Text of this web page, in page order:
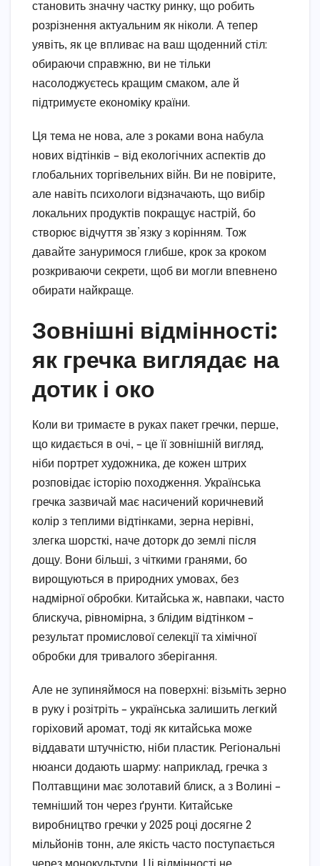
становить значну частку ринку, що робить
розрізнення актуальним як ніколи. А тепер
уявіть, як це впливає на ваш щоденний стіл:
обираючи справжню, ви не тільки
насолоджуєтесь кращим смаком, але й
підтримуєте економіку країни.
Ця тема не нова, але з роками вона набула
нових відтінків – від екологічних аспектів до
глобальних торгівельних війн. Ви не повірите,
але навіть психологи відзначають, що вибір
локальних продуктів покращує настрій, бо
створює відчуття зв’язку з корінням. Тож
давайте зануримося глибше, крок за кроком
розкриваючи секрети, щоб ви могли впевнено
обирати найкраще.
Зовнішні відмінності:
як гречка виглядає на
дотик і око
Коли ви тримаєте в руках пакет гречки, перше,
що кидається в очі, – це її зовнішній вигляд,
ніби портрет художника, де кожен штрих
розповідає історію походження. Українська
гречка зазвичай має насичений коричневий
колір з теплими відтінками, зерна нерівні,
злегка шорсткі, наче доторк до землі після
дощу. Вони більші, з чіткими гранями, бо
вирощуються в природних умовах, без
надмірної обробки. Китайська ж, навпаки, часто
блискуча, рівномірна, з блідим відтінком –
результат промислової селекції та хімічної
обробки для тривалого зберігання.
Але не зупиняймося на поверхні: візьміть зерно
в руку і розітріть – українська залишить легкий
горіховий аромат, тоді як китайська може
віддавати штучністю, ніби пластик. Регіональні
нюанси додають шарму: наприклад, гречка з
Полтавщини має золотавий блиск, а з Волині –
темніший тон через ґрунти. Китайське
виробництво гречки у 2025 році досягне 2
мільйонів тонн, але якість часто поступається